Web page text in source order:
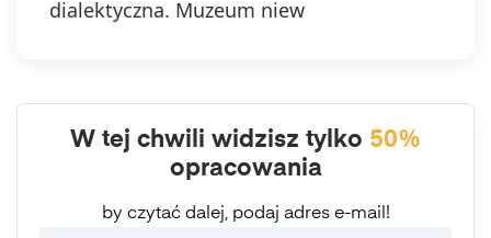
dialektyczna. Muzeum niew
W tej chwili widzisz tylko 50%
opracowania
by czytać dalej, podaj adres e-mail!